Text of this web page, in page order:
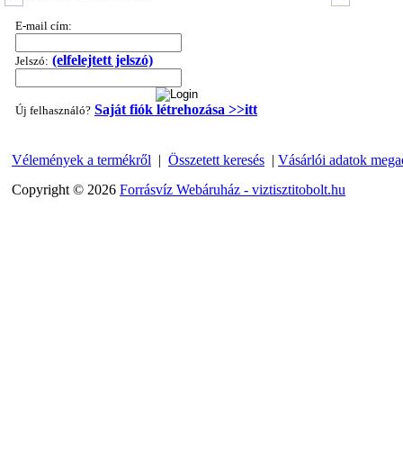
360,-Ft
320,-Ft
---------
E-mail cím:
Jelszó: (elfelejtett jelszó)
Új felhasználó? Saját fiók létrehozása >>itt
Vélemények a termékről | Összetett keresés | Vásárlói adatok
Copyright © 2026 Forrásvíz Webáruház - viztisztitobolt.hu